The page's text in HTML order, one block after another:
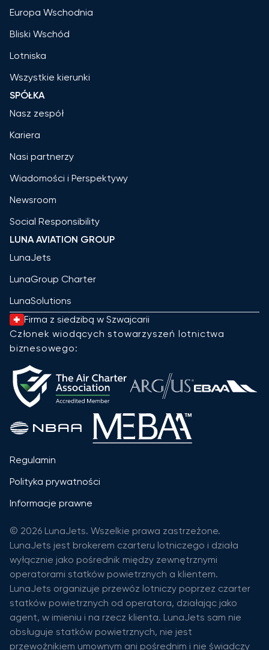
Europa Wschodnia
Bliski Wschód
Lotniska
Wszystkie kierunki
SPÓŁKA
Nasz zespół
Kariera
Nasi partnerzy
Wiadomości i Perspektywy
Newsroom
Social Responsibility
LUNA AVIATION GROUP
LunaJets
LunaGroup Charter
LunaSolutions
Firma z siedzibą w Szwajcarii
Członek wiodących stowarzyszeń lotnictwa
biznesowego:
Regulamin
Polityka prywatności
Informacje prawne
© 2026 LunaJets. Wszelkie prawa zastrzeżone.
LunaJets jest brokerem czarteru lotniczego i działa
wyłącznie jako pośrednik między zewnętrznymi
operatorami statków powietrznych a klientem.
LunaJets organizuje przewóz lotniczy poprzez czarter
statków powietrznych od operatora, działając jako
agent, w imieniu i na rzecz klienta. LunaJets sam nie
obsługuje statków powietrznych, nie jest
przewoźnikiem umownym ani pośrednim i nie świadczy